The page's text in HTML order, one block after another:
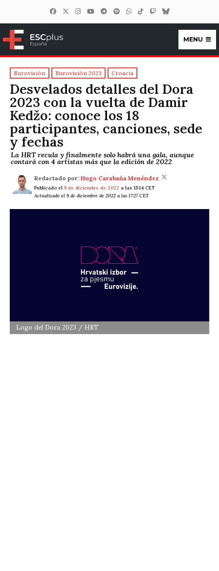
ESCplus España
MENU
Eurovisión Eurovisión 2023 Croacia
Desvelados detalles del Dora
2023 con la vuelta de Damir
Kedžo: conoce los 18
participantes, canciones, sede
y fechas
La HRT recula y finalmente solo habrá una gala, aunque
contará con 4 artistas más que la edición de 2022
Redactado por: Hugo Carabaña Menéndez
Publicado el 9 de diciembre de 2022 a las 15:14 CET
Actualizado el 9 de diciembre de 2022 a las 17:27 CET
Logo del Dora 2023 / HRT